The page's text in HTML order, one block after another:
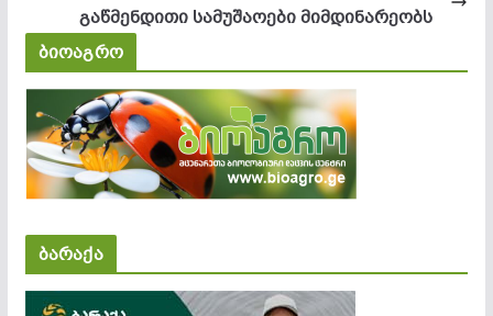
გაწმენდითი სამუშაოები მიმდინარეობს
ბიოაგრო
ბარაქა